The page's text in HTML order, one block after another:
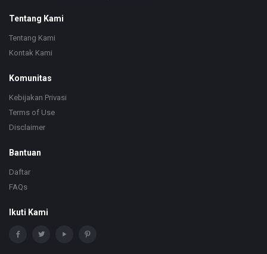
Tentang Kami
Tentang Kami
Kontak Kami
Komunitas
Kebijakan Privasi
Terms of Use
Disclaimer
Bantuan
Daftar
FAQs
Ikuti Kami